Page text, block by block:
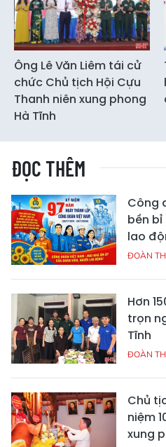
Ông Lê Văn Liêm tái cử
chức Chủ tịch Hội Cựu
Thanh niên xung phong
Hà Tĩnh
ĐỌC THÊM
Công
bền
lao
ĐOÀN
Hơn
trọn
Tĩnh
ĐOÀN
Chủ
niệm
xung